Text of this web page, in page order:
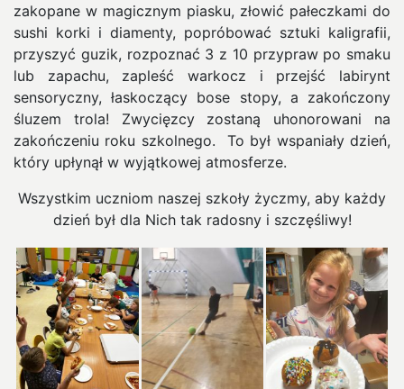
zakopane w magicznym piasku, złowić pałeczkami do
sushi korki i diamenty, popróbować sztuki kaligrafii,
przyszyć guzik, rozpoznać 3 z 10 przypraw po smaku
lub zapachu, zapleść warkocz i przejść labirynt
sensoryczny, łaskoczący bose stopy, a zakończony
śluzem trola! Zwycięzcy zostaną uhonorowani na
zakończeniu roku szkolnego. To był wspaniały dzień,
który upłynął w wyjątkowej atmosferze.
Wszystkim uczniom naszej szkoły życzmy, aby każdy
dzień był dla Nich tak radosny i szczęśliwy!